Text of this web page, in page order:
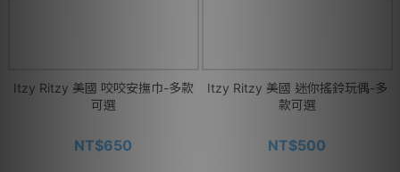
Itzy Ritzy 美國 咬咬安撫巾-多款
可選
NT$650
Itzy Ritzy 美國 迷你搖鈴玩偶-多
款可選
NT$500